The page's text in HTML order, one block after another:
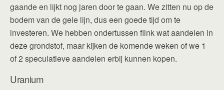
gaande en lijkt nog jaren door te gaan. We zitten nu op de
bodem van de gele lijn, dus een goede tijd om te
investeren. We hebben ondertussen flink wat aandelen in
deze grondstof, maar kijken de komende weken of we 1
of 2 speculatieve aandelen erbij kunnen kopen.
Uranium